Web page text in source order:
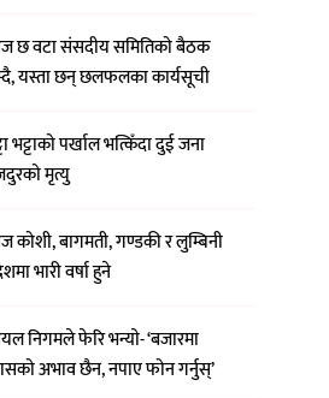
छ वटा संसदीय समितिको बैठक
यस्ता छन् छलफलका कार्यसूची
भट्टाको पर्खाल भत्किँदा दुई जना
मृत्यु
कोशी, बागमती, गण्डकी र लुम्बिनी
भारी वर्षा हुने
निगमले फेरि भन्याे- ‘बजारमा
अभाव छैन, नपाए फोन गर्नुस्’